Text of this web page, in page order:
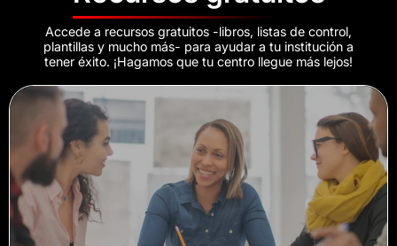
Accede a recursos gratuitos -libros, listas de control,
plantillas y mucho más- para ayudar a tu institución a
tener éxito. ¡Hagamos que tu centro llegue más lejos!